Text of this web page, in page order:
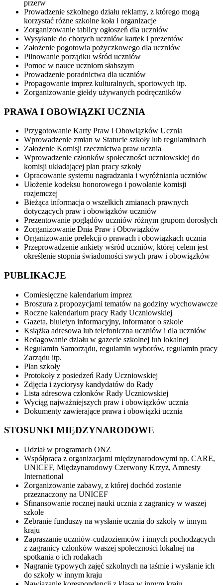
przerw
Prowadzenie szkolnego działu reklamy, z którego mogą
korzystać różne szkolne koła i organizacje
Zorganizowanie tablicy ogłoszeń dla uczniów
Wysyłanie do chorych uczniów kartek i prezentów
Założenie pogotowia pożyczkowego dla uczniów
Pilnowanie porządku wśród uczniów
Pomoc w nauce uczniom słabszym
Prowadzenie poradnictwa dla uczniów
Propagowanie imprez kulturalnych, sportowych itp.
Zorganizowanie giełdy używanych podręczników
PRAWA I OBOWIĄZKI UCZNIA
Przygotowanie Karty Praw i Obowiązków Ucznia
Wprowadzenie zmian w Statucie szkoły lub regulaminach
Założenie Komisji rzecznictwa praw ucznia
Wprowadzenie członków społeczności uczniowskiej do
komisji układającej plan pracy szkoły
Opracowanie systemu nagradzania i wyróżniania uczniów
Ułożenie kodeksu honorowego i powołanie komisji
rozjemczej
Bieżąca informacja o wszelkich zmianach prawnych
dotyczących praw i obowiązków uczniów
Prezentowanie poglądów uczniów różnym grupom dorosłych
Zorganizowanie Dnia Praw i Obowiązków
Organizowanie prelekcji o prawach i obowiązkach ucznia
Przeprowadzenie ankiety wśród uczniów, której celem jest
określenie stopnia świadomości swych praw i obowiązków
PUBLIKACJE
Comiesięczne kalendarium imprez
Broszura z propozycjami tematów na godziny wychowawcze
Roczne kalendarium pracy Rady Uczniowskiej
Gazeta, biuletyn informacyjny, informator o szkole
Książka adresowa lub telefoniczna uczniów i dla uczniów
Redagowanie działu w gazecie szkolnej lub lokalnej
Regulamin Samorządu, regulamin wyborów, regulamin pracy
Zarządu itp.
Plan szkoły
Protokoły z posiedzeń Rady Uczniowskiej
Zdjęcia i życiorysy kandydatów do Rady
Lista adresowa członków Rady Uczniowskiej
Wyciąg najważniejszych praw i obowiązków ucznia
Dokumenty zawierające prawa i obowiązki ucznia
STOSUNKI MIĘDZYNARODOWE
Udział w programach ONZ
Współpraca z organizacjami międzynarodowymi np. CARE,
UNICEF, Międzynarodowy Czerwony Krzyż, Amnesty
International
Zorganizowanie zabawy, z której dochód zostanie
przeznaczony na UNICEF
Sfinansowanie rocznej nauki ucznia z zagranicy w waszej
szkole
Zebranie funduszy na wysłanie ucznia do szkoły w innym
kraju
Zapraszanie uczniów-cudzoziemców i innych pochodzących
z zagranicy członków waszej społeczności lokalnej na
spotkania o ich rodakach
Nagranie typowych zajęć szkolnych na taśmie i wysłanie ich
do szkoły w innym kraju